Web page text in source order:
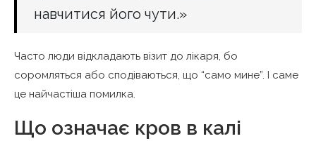
навчитися його чути.»
Часто люди відкладають візит до лікаря, бо
соромляться або сподіваються, що “само мине”. І саме
це найчастіша помилка.
Що означає кров в калі